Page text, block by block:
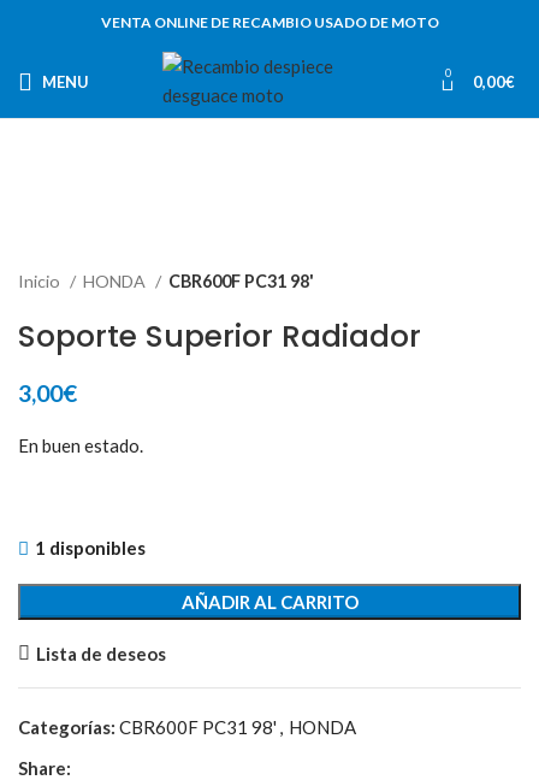
VENTA ONLINE DE RECAMBIO USADO DE MOTO
MENU 0 0,00€
Inicio HONDA CBR600F PC31 98'
Soporte Superior Radiador
3,00€
En buen estado.
1 disponibles
AÑADIR AL CARRITO
Lista de deseos
Categorías: CBR600F PC31 98' , HONDA
Share: